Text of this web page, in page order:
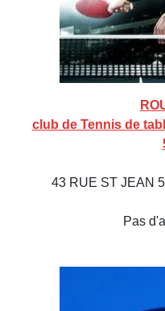
club de Tennis de
43 RUE ST JEAN
Pas